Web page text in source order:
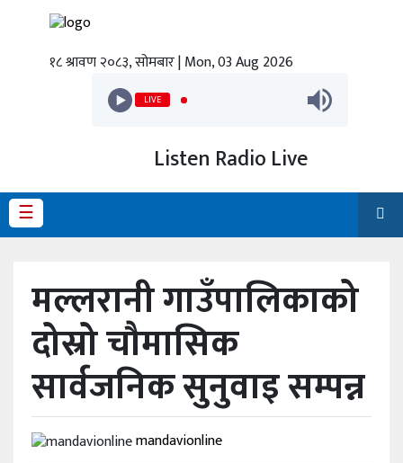
१८ श्रावण २०८३, सोमबार | Mon, 03 Aug 2026
LIVE
Listen Radio Live
☰
प्रदेश
अर्थ
मनोरञ्जन
मल्लरानी गाउँपालिकाको
दोस्रो चौमासिक
सार्वजनिक सुनुवाइ सम्पन्न
mandavionline